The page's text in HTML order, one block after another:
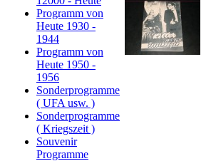
Programm von
Heute 1930 -
1944
Programm von
Heute 1950 -
1956
Sonderprogramme
( UFA usw. )
Sonderprogramme
( Kriegszeit )
Souvenir
Programme